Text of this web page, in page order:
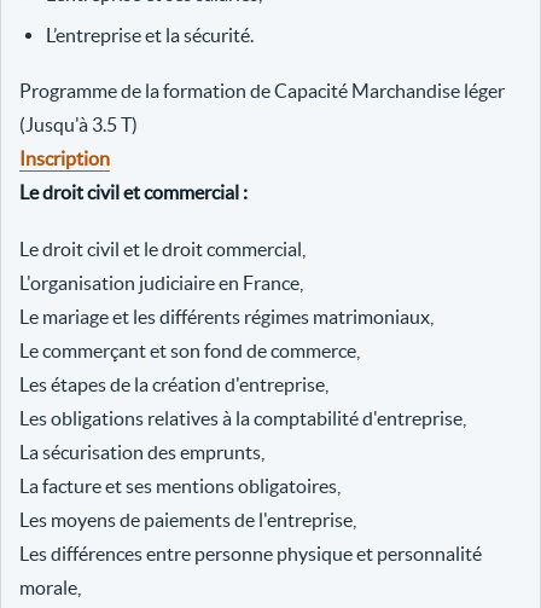
L’entreprise et la sécurité.
Programme de la formation de Capacité Marchandise léger
(Jusqu'à 3.5 T)
Inscription
Le droit civil et commercial :
Le droit civil et le droit commercial,
L'organisation judiciaire en France,
Le mariage et les différents régimes matrimoniaux,
Le commerçant et son fond de commerce,
Les étapes de la création d'entreprise,
Les obligations relatives à la comptabilité d'entreprise,
La sécurisation des emprunts,
La facture et ses mentions obligatoires,
Les moyens de paiements de l'entreprise,
Les différences entre personne physique et personnalité
morale,